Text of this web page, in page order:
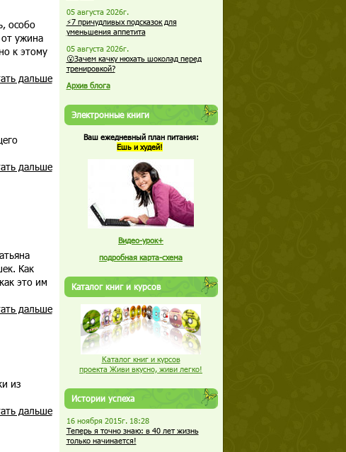
особо
ужина
к этому
дальше
дальше
Как
это им
дальше
из
дальше
05 августа 2026г.
⚡7 причудливых подсказок для
уменьшения аппетита
05 августа 2026г.
😮Зачем качку нюхать шоколад перед
тренировкой?
Архив блога
Электронные книги
Ваш ежедневный план питания:
Ешь и худей!
Видео-урок+
подробная карта-схема
Каталог книг и курсов
Каталог книг и курсов
проекта Живи вкусно, живи легко!
Истории успеха
16 ноября 2015г. 18:28
Теперь я точно знаю: в 40 лет жизнь
только начинается!